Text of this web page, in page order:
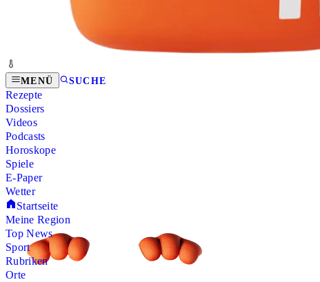
MENÜ SUCHE
Rezepte
Dossiers
Videos
Podcasts
Horoskope
Spiele
E-Paper
Wetter
Startseite
Meine Region
Top News
Sport
Rubriken
Orte